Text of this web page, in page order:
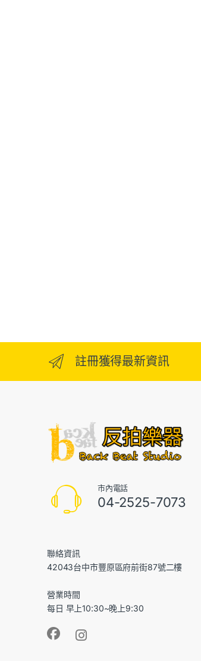
註冊獲得最新資訊
市內電話
04-2525-7073
聯絡資訊
42043台中市豐原區府前街87號二樓
營業時間
每日 早上10:30~晚上9:30